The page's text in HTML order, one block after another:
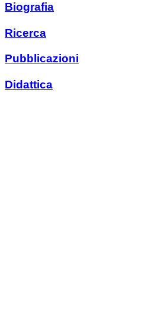
Biografia
Ricerca
Pubblicazioni
Didattica